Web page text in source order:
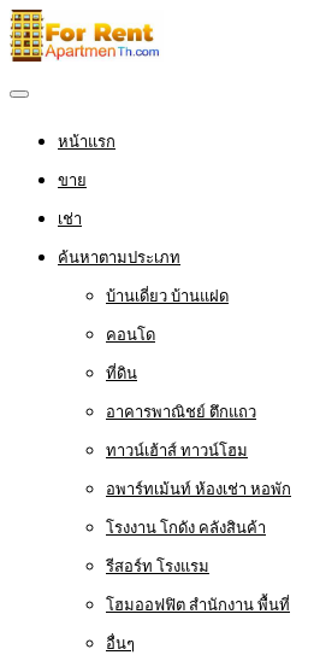
หน้าแรก
ขาย
เช่า
ค้นหาตามประเภท
บ้านเดี่ยว บ้านแฝด
คอนโด
ที่ดิน
อาคารพาณิชย์ ตึกแถว
ทาวน์เฮ้าส์ ทาวน์โฮม
อพาร์ทเม้นท์ ห้องเช่า หอพัก
โรงงาน โกดัง คลังสินค้า
รีสอร์ท โรงแรม
โฮมออฟฟิต สำนักงาน พื้นที่
อื่นๆ